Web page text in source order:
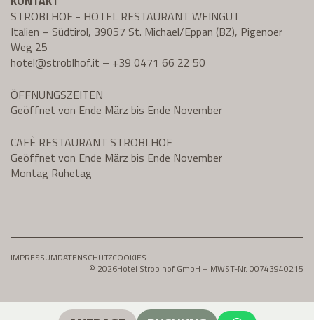
STROBLHOF - HOTEL RESTAURANT WEINGUT
Italien – Südtirol, 39057 St. Michael/Eppan (BZ), Pigenoer
Weg 25
hotel@stroblhof.it – +39 0471 66 22 50
ÖFFNUNGSZEITEN
Geöffnet von Ende März bis Ende November
CAFÈ RESTAURANT STROBLHOF
Geöffnet von Ende März bis Ende November
Montag Ruhetag
IMPRESSUMDATENSCHUTZCOOKIES
© 2026Hotel Stroblhof GmbH – MWST-Nr. 00743940215